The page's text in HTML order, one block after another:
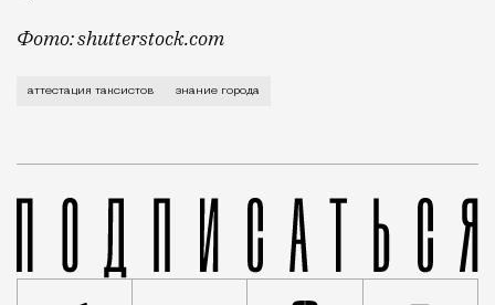
Фото: shutterstock.com
Теперь таксисты должны будут проходить
аттестация таксистов знание города